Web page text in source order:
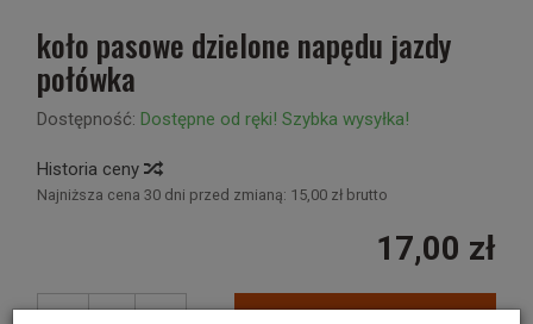
koło pasowe dzielone napędu jazdy
połówka
Dostępność: Dostępne od ręki! Szybka wysyłka!
Historia ceny
Najniższa cena 30 dni przed zmianą: 15,00 zł brutto
17,00 zł